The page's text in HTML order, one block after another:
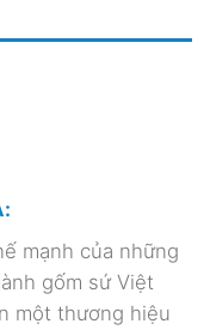
mạnh của những
gốm sứ Việt
một thương hiệu